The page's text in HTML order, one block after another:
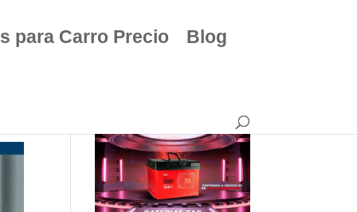
para Carro Precio Blog